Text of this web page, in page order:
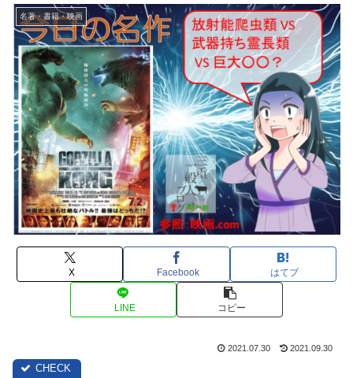
名著・書籍・映画
X Facebook はてブ
LINE コピー
2021.07.30 2021.09.30